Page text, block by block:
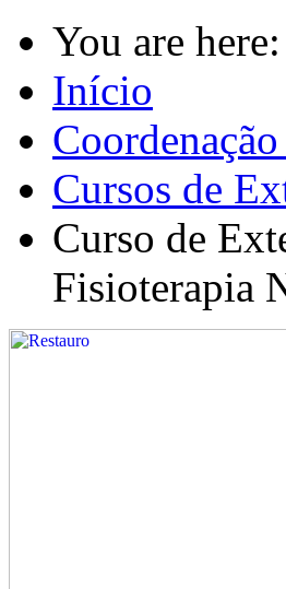
You are here:
Início
Cursos de
Curso de
Fisioterapia